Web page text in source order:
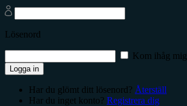
Lösenord
Kom ihåg mig
Logga in
Har du glömt ditt lösenord? Återställ
Har du inget konto? Registrera dig